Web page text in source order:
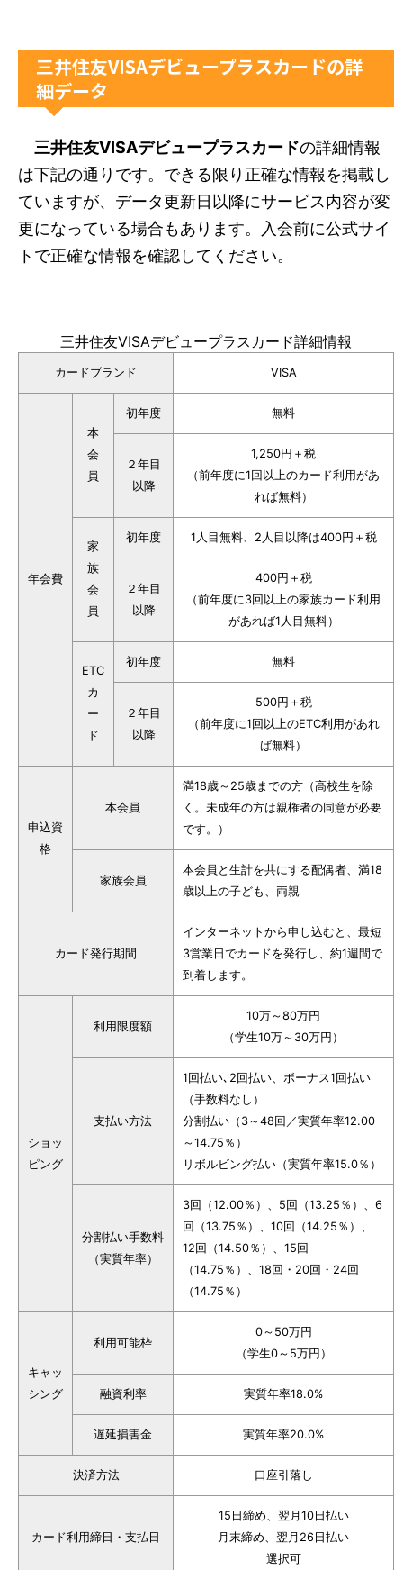
三井住友VISAデビュープラスカードの詳
細データ
三井住友VISAデビュープラスカードの詳細情報
は下記の通りです。できる限り正確な情報を掲載し
ていますが、データ更新日以降にサービス内容が変
更になっている場合もあります。入会前に公式サイ
トで正確な情報を確認してください。
三井住友VISAデビュープラスカード詳細情報
カードブランド VISA
年会費
本
会
員
初年度 無料
２年目
以降
1,250円＋税
（前年度に1回以上のカード利用があ
れば無料）
家
族
会
員
初年度 1人目無料、2人目以降は400円＋税
２年目
以降
400円＋税
（前年度に3回以上の家族カード利用
があれば1人目無料）
ETC
カ
ー
ド
初年度 無料
２年目
以降
500円＋税
（前年度に1回以上のETC利用があれ
ば無料）
申込資
格
本会員
満18歳～25歳までの方（高校生を除
く。未成年の方は親権者の同意が必要
です。）
家族会員
本会員と生計を共にする配偶者、満18
歳以上の子ども、両親
カード発行期間
インターネットから申し込むと、最短
3営業日でカードを発行し、約1週間で
到着します。
ショッ
ピング
利用限度額
10万～80万円
（学生10万～30万円）
支払い方法
1回払い､2回払い、ボーナス1回払い
（手数料なし）
分割払い（3～48回／実質年率12.00
～14.75％）
リボルビング払い（実質年率15.0％）
分割払い手数料
（実質年率）
3回（12.00％）、5回（13.25％）、6
回（13.75％）、10回（14.25％）、
12回（14.50％）、15回
（14.75％）、18回・20回・24回
（14.75％）
キャッ
シング
利用可能枠
0～50万円
（学生0～5万円）
融資利率 実質年率18.0%
遅延損害金 実質年率20.0%
決済方法 口座引落し
カード利用締日・支払日
15日締め、翌月10日払い
月末締め、翌月26日払い
選択可